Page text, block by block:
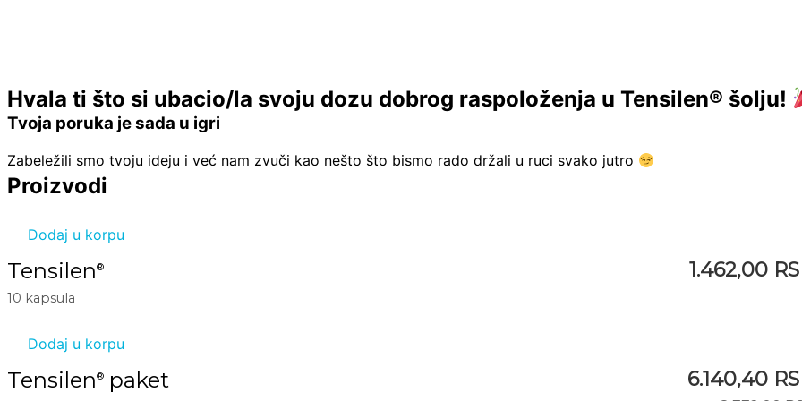
Hvala ti što si ubacio/la svoju dozu dobrog raspoloženja u Tensilen® šolju!
Tvoja poruka je sada u igri
Zabeležili smo tvoju ideju i već nam zvuči kao nešto što bismo rado držali u ruci svako jutro
Proizvodi
Dodaj u korpu
Tensilen®
10 kapsula
1.462,00
Dodaj u korpu
Tensilen® paket 6.140,40